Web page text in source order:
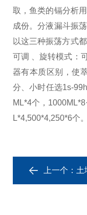
取，鱼类的镉分析
成份。分液漏斗振
以这三种振荡方式
可调 、旋转模式：
器有本质区别，使
分、小时任选1s-
ML*4个，
L*4,500*4,250*6个
上一个： 土